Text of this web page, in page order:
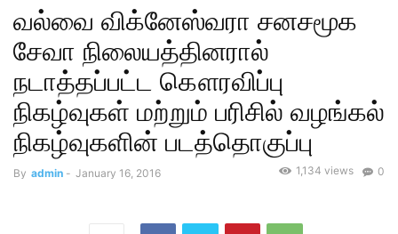
வல்வை விக்னேஸ்வரா சனசமூக
சேவா நிலையத்தினரால்
நடாத்தப்பட்ட கௌரவிப்பு
நிகழ்வுகள் மற்றும் பரிசில் வழங்கல்
நிகழ்வுகளின் படத்தொகுப்பு
By admin - January 16, 2016 0
1,134 views